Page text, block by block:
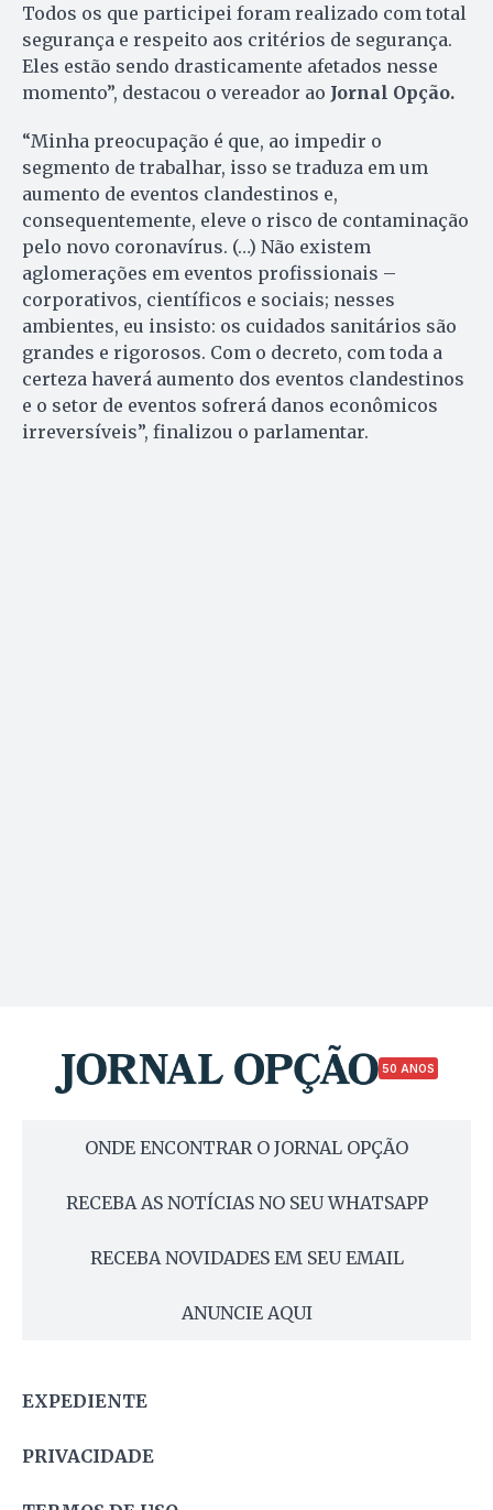
Todos os que participei foram realizado com total
segurança e respeito aos critérios de segurança.
Eles estão sendo drasticamente afetados nesse
momento”, destacou o vereador ao Jornal Opção.
“Minha preocupação é que, ao impedir o
segmento de trabalhar, isso se traduza em um
aumento de eventos clandestinos e,
consequentemente, eleve o risco de contaminação
pelo novo coronavírus. (…) Não existem
aglomerações em eventos profissionais –
corporativos, científicos e sociais; nesses
ambientes, eu insisto: os cuidados sanitários são
grandes e rigorosos. Com o decreto, com toda a
certeza haverá aumento dos eventos clandestinos
e o setor de eventos sofrerá danos econômicos
irreversíveis”, finalizou o parlamentar.
50 ANOS
ONDE ENCONTRAR O JORNAL OPÇÃO
RECEBA AS NOTÍCIAS NO SEU WHATSAPP
RECEBA NOVIDADES EM SEU EMAIL
ANUNCIE AQUI
EXPEDIENTE
PRIVACIDADE